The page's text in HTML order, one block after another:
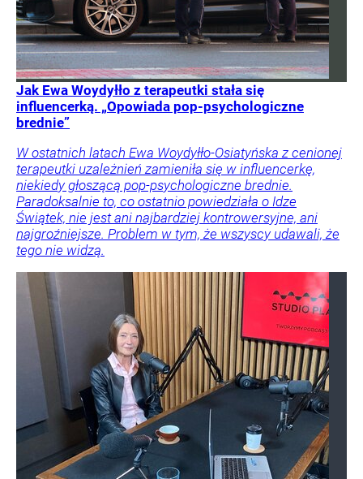
Jak Ewa Woydyłło z terapeutki stała się
influencerką. „Opowiada pop-psychologiczne
brednie”
W ostatnich latach Ewa Woydyłło-Osiatyńska z cenionej
terapeutki uzależnień zamieniła się w influencerkę,
niekiedy głoszącą pop-psychologiczne brednie.
Paradoksalnie to, co ostatnio powiedziała o Idze
Świątek, nie jest ani najbardziej kontrowersyjne, ani
najgroźniejsze. Problem w tym, że wszyscy udawali, że
tego nie widzą.